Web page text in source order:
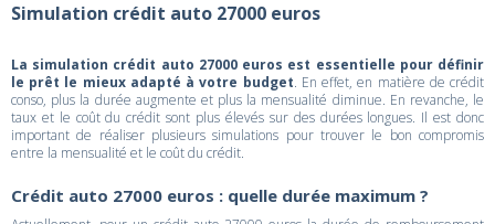
Simulation crédit auto 27000 euros
La simulation crédit auto 27000 euros est essentielle pour définir
le prêt le mieux adapté à votre budget. En effet, en matière de crédit
conso, plus la durée augmente et plus la mensualité diminue. En revanche, le
taux et le coût du crédit sont plus élevés sur des durées longues. Il est donc
important de réaliser plusieurs simulations pour trouver le bon compromis
entre la mensualité et le coût du crédit.
Crédit auto 27000 euros : quelle durée maximum ?